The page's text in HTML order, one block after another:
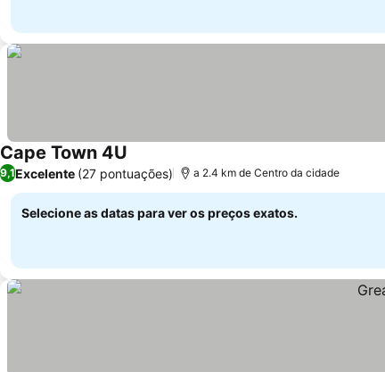
Cape Town 4U
9,1Excelente (27 pontuações) a 2.4 km de Centro da cidade
Selecione as datas para ver os preços exatos.